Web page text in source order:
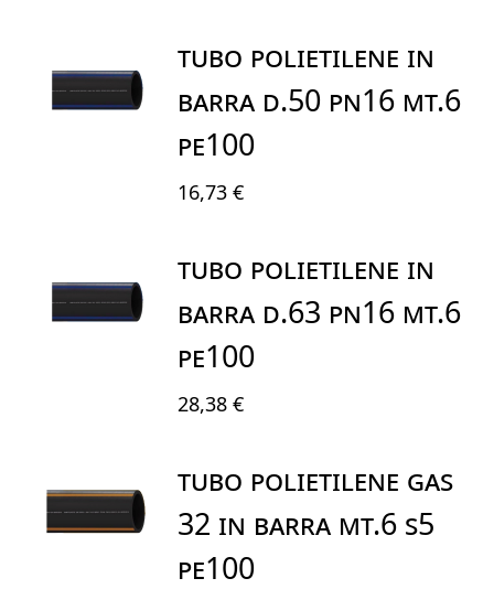
TUBO POLIETILENE IN
BARRA D.50 PN16 MT.6
PE100
16,73 €
TUBO POLIETILENE IN
BARRA D.63 PN16 MT.6
PE100
28,38 €
TUBO POLIETILENE GAS
32 IN BARRA MT.6 S5
PE100